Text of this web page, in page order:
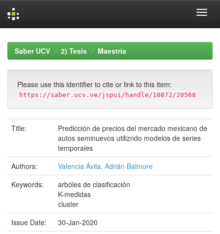
navigationSaber UCV 2) Tesis Maestría
Please use this identifier to cite or link to this item:
https://saber.ucv.ve/jspui/handle/10872/20568
Title:
Predicción de precios del mercado mexicano de
autos seminuevos utilizndo modelos de series
temporales
Authors:
Valencia Ávila, Adrián Balmore
Keywords:
arbóles de clasificación
K-medidas
cluster
Issue Date:
30-Jan-2020